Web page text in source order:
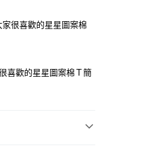
很喜歡的星星圖案棉
喜歡的星星圖案棉Ｔ簡